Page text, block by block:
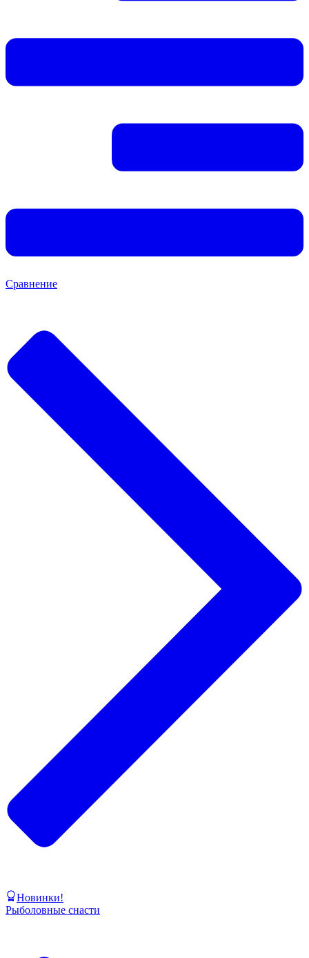
Сравнение
Новинки!
Рыболовные снасти